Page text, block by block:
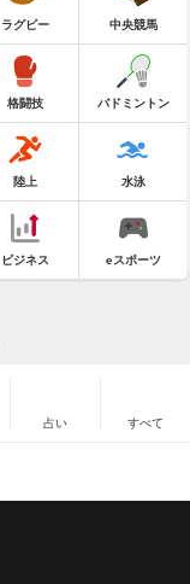
ラグビー 中央競馬
格闘技 バドミントン
陸上 水泳
ビジネス eスポーツ
占い すべて